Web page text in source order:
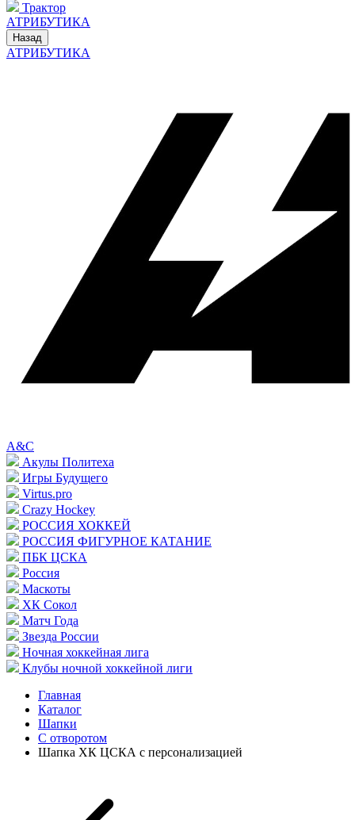
Трактор
АТРИБУТИКА
Назад
АТРИБУТИКА
A&C
Акулы Политеха
Игры Будущего
Virtus.pro
Crazy Hockey
РОССИЯ ХОККЕЙ
РОССИЯ ФИГУРНОЕ КАТАНИЕ
ПБК ЦСКА
Россия
Маскоты
ХК Сокол
Матч Года
Звезда России
Ночная хоккейная лига
Клубы ночной хоккейной лиги
Главная
Каталог
Шапки
С отворотом
Шапка ХК ЦСКА с персонализацией